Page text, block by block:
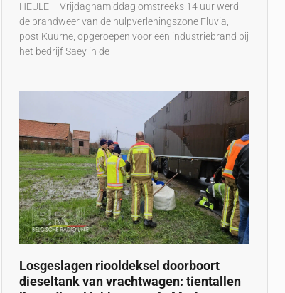
HEULE – Vrijdagnamiddag omstreeks 14 uur werd
de brandweer van de hulpverleningszone Fluvia,
post Kuurne, opgeroepen voor een industriebrand bij
het bedrijf Saey in de
Losgeslagen riooldeksel doorboort
dieseltank van vrachtwagen: tientallen